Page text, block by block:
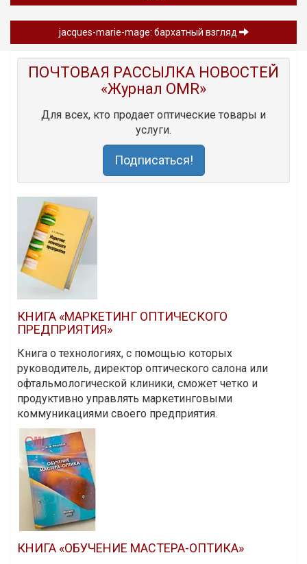
jacques-marie-mage: бархатный взгляд
ПОЧТОВАЯ РАССЫЛКА НОВОСТЕЙ
«Журнал OMR»
Для всех, кто продает оптические товары и
услуги.
Подписаться!
КНИГА «МАРКЕТИНГ ОПТИЧЕСКОГО
ПРЕДПРИЯТИЯ»
Книга о технологиях, с помощью которых
руководитель, директор оптического салона или
офтальмологической клиники, сможет четко и
продуктивно управлять маркетинговыми
коммуникациями своего предприятия.
КНИГА «ОБУЧЕНИЕ МАСТЕРА-ОПТИКА»